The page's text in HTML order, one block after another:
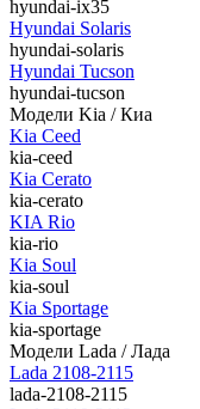
hyundai-ix35
Hyundai Solaris
hyundai-solaris
Hyundai Tucson
hyundai-tucson
Модели Kia / Киа
Kia Ceed
kia-ceed
Kia Cerato
kia-cerato
KIA Rio
kia-rio
Kia Soul
kia-soul
Kia Sportage
kia-sportage
Модели Lada / Лада
Lada 2108-2115
lada-2108-2115